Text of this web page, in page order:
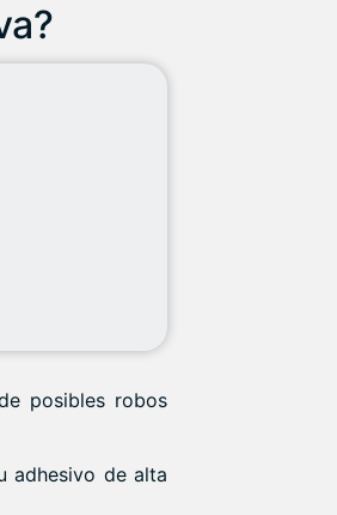
posibles robos
adhesivo de alta